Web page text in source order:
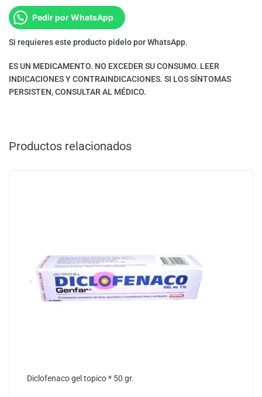
Pedir por WhatsApp
Si requieres este producto pidelo por WhatsApp.
ES UN MEDICAMENTO. NO EXCEDER SU CONSUMO. LEER
INDICACIONES Y CONTRAINDICACIONES. SI LOS SÍNTOMAS
PERSISTEN, CONSULTAR AL MÉDICO.
Productos relacionados
Diclofenaco gel topico * 50 gr.